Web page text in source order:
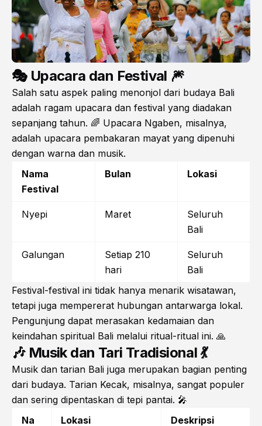
🎭 Upacara dan Festival 🎆
Salah satu aspek paling menonjol dari budaya Bali
adalah ragam upacara dan festival yang diadakan
sepanjang tahun. 🌈 Upacara Ngaben, misalnya,
adalah upacara pembakaran mayat yang dipenuhi
dengan warna dan musik.
Nama
Festival
Bulan Lokasi
Nyepi Maret
Seluruh
Bali
Galungan
Setiap 210
hari
Seluruh
Bali
Festival-festival ini tidak hanya menarik wisatawan,
tetapi juga mempererat hubungan antarwarga lokal.
Pengunjung dapat merasakan kedamaian dan
keindahan spiritual Bali melalui ritual-ritual ini. 🙏
🎶 Musik dan Tari Tradisional 💃
Musik dan tarian Bali juga merupakan bagian penting
dari budaya. Tarian Kecak, misalnya, sangat populer
dan sering dipentaskan di tepi pantai. 🎤
Na
Lokasi Deskripsi